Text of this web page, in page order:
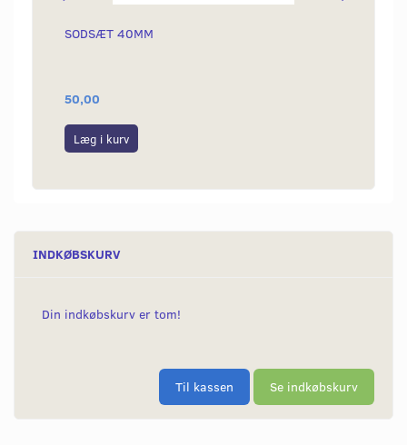
SODSÆT 40MM
50,00
Læg i kurv
INDKØBSKURV
Din indkøbskurv er tom!
Til kassen Se indkøbskurv